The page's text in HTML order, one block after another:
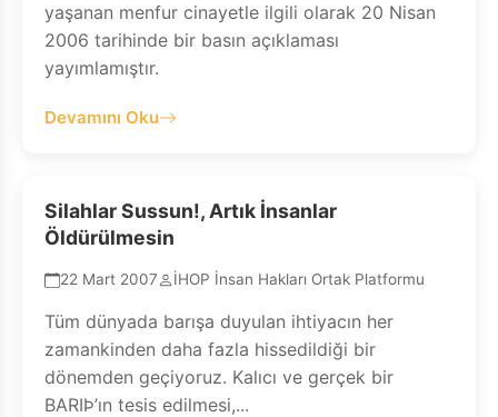
yaşanan menfur cinayetle ilgili olarak 20 Nisan
2006 tarihinde bir basın açıklaması
yayımlamıştır.
Devamını Oku
Silahlar Sussun!, Artık İnsanlar
Öldürülmesin
22 Mart 2007 İHOP İnsan Hakları Ortak Platformu
Tüm dünyada barışa duyulan ihtiyacın her
zamankinden daha fazla hissedildiği bir
dönemden geçiyoruz. Kalıcı ve gerçek bir
BARIÞ’ın tesis edilmesi,...